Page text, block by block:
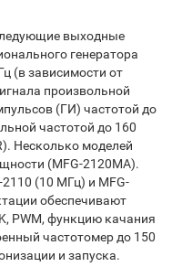
выходные
генератора
(в зависимости от
произвольной
(ГИ) частотой до
частотой до 160
Несколько моделей
(MFG-2120MA).
(10 МГц) и MFG-
обеспечивают
PWM, функцию качания
частотомер до 150
и запуска.